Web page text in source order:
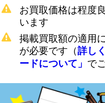
お買取価格は程度
います
掲載買取額の適用
が必要です（詳し
ードについて」 で